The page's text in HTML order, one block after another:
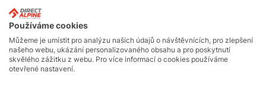
Aktivity
Turistika
Používáme cookies
Můžeme je umístit pro analýzu našich údajů o návštěvnících, pro zlepšení
našeho webu, ukázání personalizovaného obsahu a pro poskytnutí
skvělého zážitku z webu. Pro více informací o cookies používáme
otevřené nastavení.